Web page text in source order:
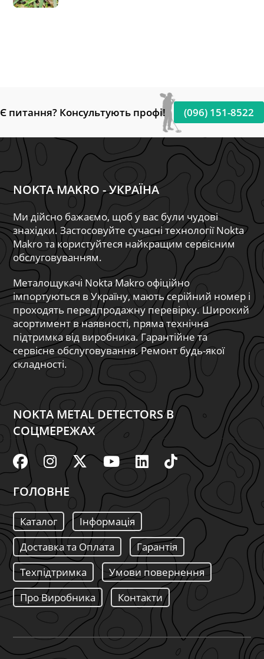
Є питання? Консультують профі! (096) 151-8522
NOKTA MAKRO - УКРАЇНА
Ми дійсно бажаємо, щоб у вас були чудові
знахідки. Застосовуйте сучасні технології Nokta
Makro та користуйтеся найкращим сервісним
обслуговуванням.
Металощукачі Nokta Makro офіційно
імпортуються в Україну, мають серійний номер і
проходять передпродажну перевірку. Широкий
асортимент в наявності, пряма технічна
підтримка від виробника. Гарантійне та
сервісне обслуговування. Ремонт будь-якої
складності.
NOKTA METAL DETECTORS В
СОЦМЕРЕЖАХ
ГОЛОВНЕ
Каталог
Інформація
Доставка та Оплата
Гарантія
Техпідтримка
Умови повернення
Про Виробника
Контакти